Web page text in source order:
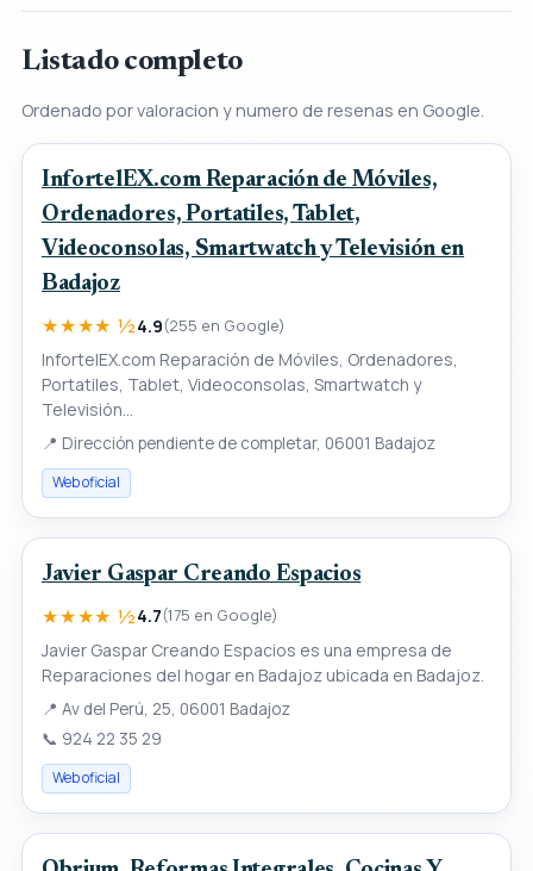
Listado completo
Ordenado por valoracion y numero de resenas en Google.
InfortelEX.com Reparación de Móviles,
Ordenadores, Portatiles, Tablet,
Videoconsolas, Smartwatch y Televisión en
Badajoz
★★★★ ½4.9(255 en Google)
InfortelEX.com Reparación de Móviles, Ordenadores,
Portatiles, Tablet, Videoconsolas, Smartwatch y
Televisión...
📍 Dirección pendiente de completar, 06001 Badajoz
Web oficial
Javier Gaspar Creando Espacios
★★★★ ½4.7(175 en Google)
Javier Gaspar Creando Espacios es una empresa de
Reparaciones del hogar en Badajoz ubicada en Badajoz.
📍 Av del Perú, 25, 06001 Badajoz
📞 924 22 35 29
Web oficial